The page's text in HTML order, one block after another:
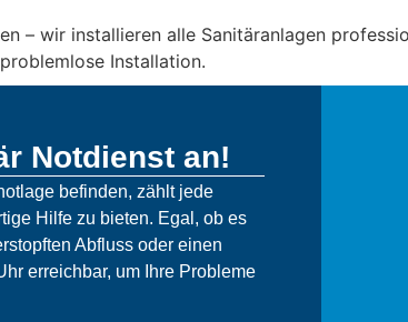
– wir installieren alle Sanitäranlagen
Installation.
Notdienst an!
befinden, zählt jede
Hilfe zu bieten. Egal, ob es
Abfluss oder einen
erreichbar, um Ihre Probleme